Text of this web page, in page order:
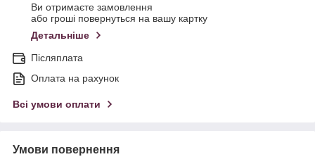
Ви отримаєте замовлення
або гроші повернуться на вашу картку
Детальніше
Післяплата
Оплата на рахунок
Всі умови оплати
Умови повернення